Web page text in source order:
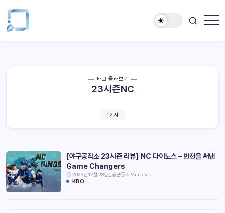
태그 둘러보기
23시즌NC
1 기사
[야구공작소 23시즌 리뷰] NC 다이노스 – 반전을 써낸
Game Changers
2023년 12월 28일김승곤 5 Min Read
KBO